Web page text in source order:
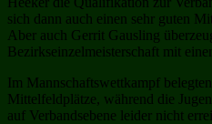
sich dann auch einen sehr guten
Aber auch Gerrit Gausling
Bezirkseinzelmeisterschaft mit
Im Mannschaftswettkampf
Mittelfeldplätze, während die
auf Verbandsebene leider nicht